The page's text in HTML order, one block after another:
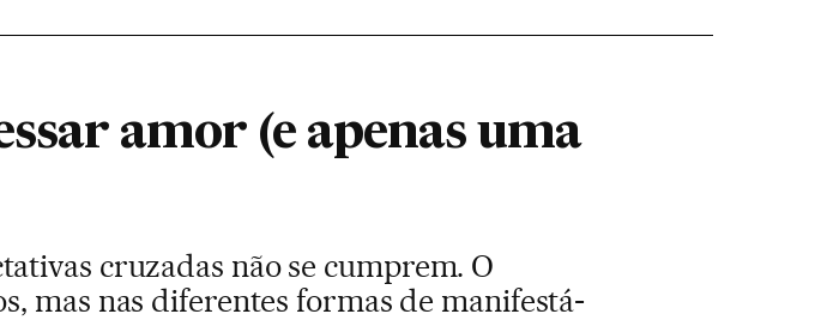
amor (e apenas uma
cruzadas não se cumprem. O
mas nas diferentes formas de manifestá-